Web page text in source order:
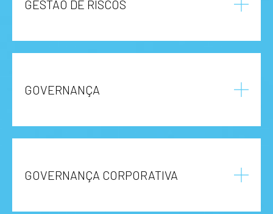
GESTÃO DE RISCOS
GOVERNANÇA
GOVERNANÇA CORPORATIVA